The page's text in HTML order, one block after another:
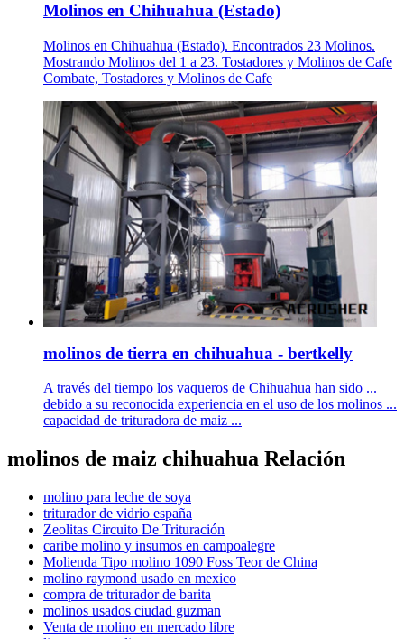
Molinos en Chihuahua (Estado)
Molinos en Chihuahua (Estado). Encontrados 23 Molinos.
Mostrando Molinos del 1 a 23. Tostadores y Molinos de Cafe
Combate, Tostadores y Molinos de Cafe
molinos de tierra en chihuahua - bertkelly
A través del tiempo los vaqueros de Chihuahua han sido ...
debido a su reconocida experiencia en el uso de los molinos ...
capacidad de trituradora de maiz ...
molinos de maiz chihuahua Relación
molino para leche de soya
triturador de vidrio españa
Zeolitas Circuito De Trituración
caribe molino y insumos en campoalegre
Molienda Tipo molino 1090 Foss Teor de China
molino raymond usado en mexico
compra de triturador de barita
molinos usados ciudad guzman
Venta de molino en mercado libre